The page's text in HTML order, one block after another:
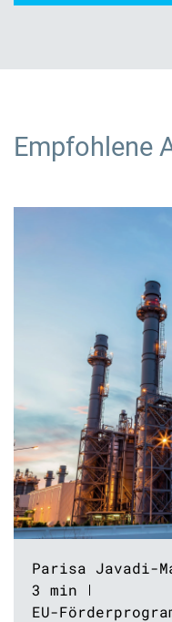
Empfohlene
Parisa Javadi-
3 min
EU-